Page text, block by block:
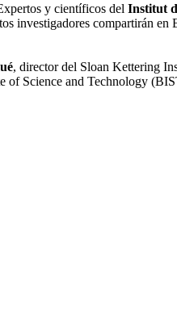
y científicos del Institut
investigadores compartirán
, director del Sloan Kettering
of Science and Technology